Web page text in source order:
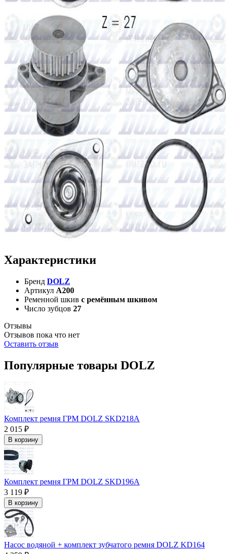
Характеристики
Бренд DOLZ
Артикул A200
Ременной шкив с ремённым шкивом
Число зубцов 27
Отзывы
Отзывов пока что нет
Оставить отзыв
Популярные товары DOLZ
Комплект ремня ГРМ DOLZ SKD218A
2 015 ₽
В корзину
Комплект ремня ГРМ DOLZ SKD196A
3 119 ₽
В корзину
Насос водяной + комплект зубчатого ремня DOLZ KD164